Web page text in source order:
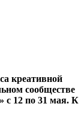
креативной
сообществе
с 12 по 31 мая. К